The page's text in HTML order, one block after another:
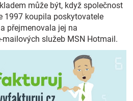
může být, když společnost
1997 koupila poskytovatele
přejmenovala jej na
mailových služeb MSN Hotmail.